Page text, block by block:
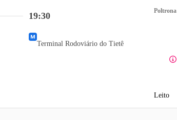
19:30
Terminal Rodoviário do Tietê
Poltrona
Leito